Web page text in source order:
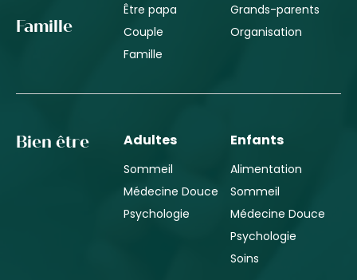
Famille
Être papa
Couple
Famille
Grands-parents
Organisation
Bien être Adultes
Sommeil
Médecine Douce
Psychologie
Enfants
Alimentation
Sommeil
Médecine Douce
Psychologie
Soins